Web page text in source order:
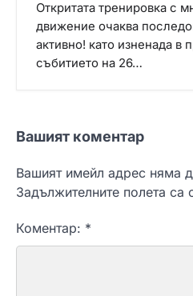
Откритата тренировка с
движение очаква
активно! като изненада в
събитието на 26…
Вашият коментар
Вашият имейл адрес няма
Задължителните полета са
Коментар: *